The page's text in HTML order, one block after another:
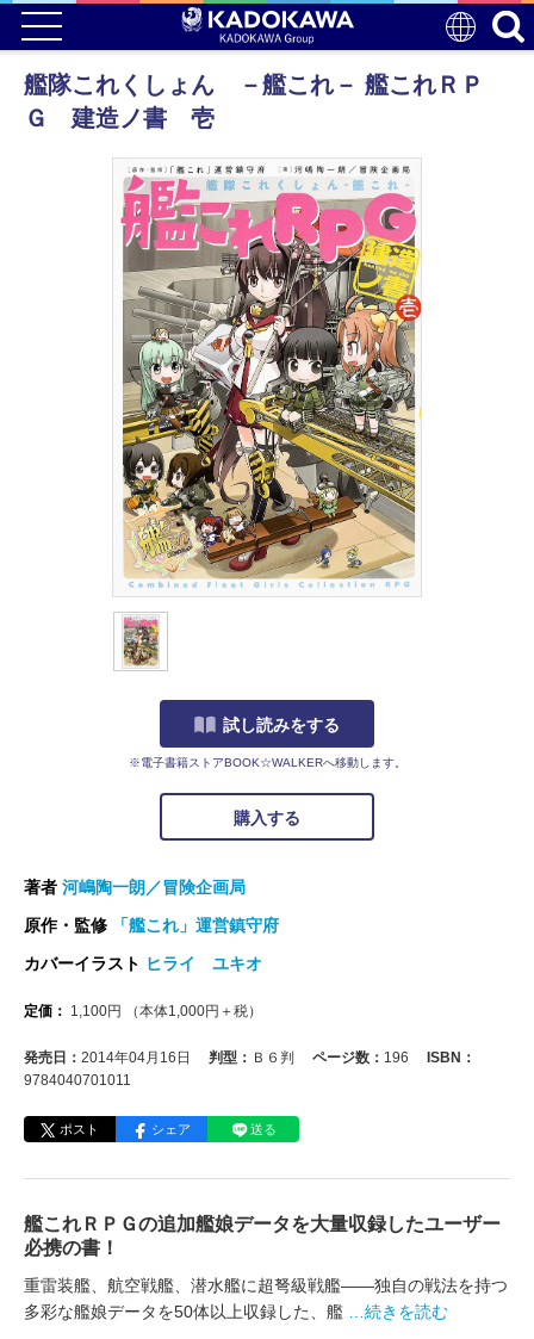
艦隊これくしょん －艦これ－ 艦これＲＰ
Ｇ 建造ノ書 壱
試し読みをする
※電子書籍ストアBOOK☆WALKERへ移動します。
購入する
著者 河嶋陶一朗／冒険企画局
原作・監修
「艦これ」運営鎮守府
カバーイラスト ヒライ ユキオ
定価： 1,100円 （本体1,000円＋税）
発売日： 2014年04月16日 判型： Ｂ６判 ページ数： 196
ISBN：
9784040701011
ポスト シェア 送る
艦これＲＰＧの追加艦娘データを大量収録したユーザー
必携の書！
重雷装艦、航空戦艦、潜水艦に超弩級戦艦――独自の戦法を持つ
多彩な艦娘データを50体以上収録した、艦
…続きを読む